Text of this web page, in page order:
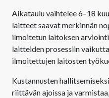
Aikataulu vaihtelee 6–18
laitteet saavat merkinnän
ilmoitetun laitoksen
laitteiden prosessiin
ilmoitettujen laitosten
Kustannusten
riittävän ajoissa ja